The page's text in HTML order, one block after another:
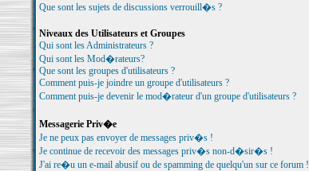
Que sont les sujets de discussions verrouill�s ?
Niveaux des Utilisateurs et Groupes
Qui sont les Administrateurs ?
Qui sont les Mod�rateurs?
Que sont les groupes d'utilisateurs ?
Comment puis-je joindre un groupe d'utilisateurs ?
Comment puis-je devenir le mod�rateur d'un groupe d'utilisateurs ?
Messagerie Priv�e
Je ne peux pas envoyer de messages priv�s !
Je continue de recevoir des messages priv�s non-d�sir�s !
J'ai re�u un e-mail abusif ou de spamming de quelqu'un sur ce forum !